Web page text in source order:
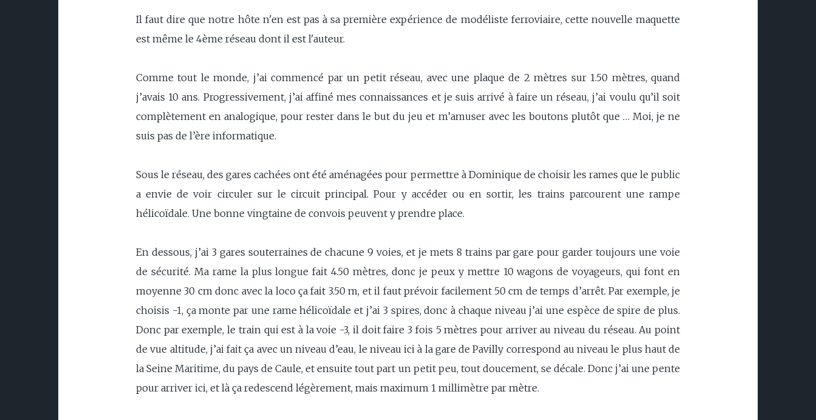
Il faut dire que notre hôte n'en est pas à sa première expérience de modéliste ferroviaire, cette nouvelle maquette
est même le 4ème réseau dont il est l'auteur.
Comme tout le monde, j’ai commencé par un petit réseau, avec une plaque de 2 mètres sur 1.50 mètres, quand
j’avais 10 ans. Progressivement, j’ai affiné mes connaissances et je suis arrivé à faire un réseau, j’ai voulu qu’il soit
complètement en analogique, pour rester dans le but du jeu et m’amuser avec les boutons plutôt que … Moi, je ne
suis pas de l’ère informatique.
Sous le réseau, des gares cachées ont été aménagées pour permettre à Dominique de choisir les rames que le public
a envie de voir circuler sur le circuit principal. Pour y accéder ou en sortir, les trains parcourent une rampe
hélicoïdale. Une bonne vingtaine de convois peuvent y prendre place.
En dessous, j’ai 3 gares souterraines de chacune 9 voies, et je mets 8 trains par gare pour garder toujours une voie
de sécurité. Ma rame la plus longue fait 4.50 mètres, donc je peux y mettre 10 wagons de voyageurs, qui font en
moyenne 30 cm donc avec la loco ça fait 3.50 m, et il faut prévoir facilement 50 cm de temps d’arrêt. Par exemple, je
choisis -1, ça monte par une rame hélicoïdale et j’ai 3 spires, donc à chaque niveau j’ai une espèce de spire de plus.
Donc par exemple, le train qui est à la voie -3, il doit faire 3 fois 5 mètres pour arriver au niveau du réseau. Au point
de vue altitude, j’ai fait ça avec un niveau d’eau, le niveau ici à la gare de Pavilly correspond au niveau le plus haut de
la Seine Maritime, du pays de Caule, et ensuite tout part un petit peu, tout doucement, se décale. Donc j’ai une pente
pour arriver ici, et là ça redescend légèrement, mais maximum 1 millimètre par mètre.